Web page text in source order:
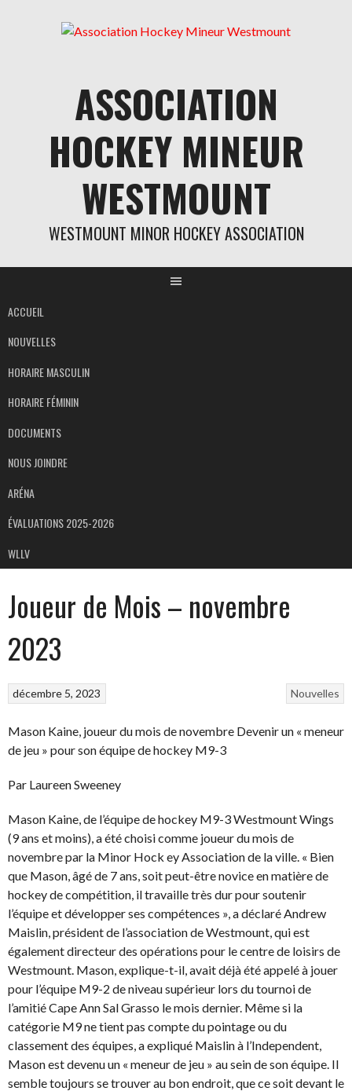
ASSOCIATION
HOCKEY MINEUR
WESTMOUNT
WESTMOUNT MINOR HOCKEY ASSOCIATION
ACCUEIL
NOUVELLES
HORAIRE MASCULIN
HORAIRE FÉMININ
DOCUMENTS
NOUS JOINDRE
ARÉNA
ÉVALUATIONS 2025-2026
WLLV
Joueur de Mois – novembre
2023
Nouvelles
décembre 5, 2023
Mason Kaine, joueur du mois de novembre Devenir un « meneur
de jeu » pour son équipe de hockey M9-3
Par Laureen Sweeney
Mason Kaine, de l’équipe de hockey M9-3 Westmount Wings
(9 ans et moins), a été choisi comme joueur du mois de
novembre par la Minor Hock ey Association de la ville. « Bien
que Mason, âgé de 7 ans, soit peut-être novice en matière de
hockey de compétition, il travaille très dur pour soutenir
l’équipe et développer ses compétences », a déclaré Andrew
Maislin, président de l’association de Westmount, qui est
également directeur des opérations pour le centre de loisirs de
Westmount. Mason, explique-t-il, avait déjà été appelé à jouer
pour l’équipe M9-2 de niveau supérieur lors du tournoi de
l’amitié Cape Ann Sal Grasso le mois dernier. Même si la
catégorie M9 ne tient pas compte du pointage ou du
classement des équipes, a expliqué Maislin à l’Independent,
Mason est devenu un « meneur de jeu » au sein de son équipe. Il
semble toujours se trouver au bon endroit, que ce soit devant le